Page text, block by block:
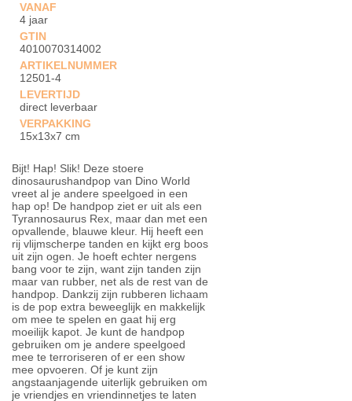
VANAF
4 jaar
GTIN
4010070314002
ARTIKELNUMMER
12501-4
LEVERTIJD
direct leverbaar
VERPAKKING
15x13x7 cm
Bijt! Hap! Slik! Deze stoere
dinosaurushandpop van Dino World
vreet al je andere speelgoed in een
hap op! De handpop ziet er uit als een
Tyrannosaurus Rex, maar dan met een
opvallende, blauwe kleur. Hij heeft een
rij vlijmscherpe tanden en kijkt erg boos
uit zijn ogen. Je hoeft echter nergens
bang voor te zijn, want zijn tanden zijn
maar van rubber, net als de rest van de
handpop. Dankzij zijn rubberen lichaam
is de pop extra beweeglijk en makkelijk
om mee te spelen en gaat hij erg
moeilijk kapot. Je kunt de handpop
gebruiken om je andere speelgoed
mee te terroriseren of er een show
mee opvoeren. Of je kunt zijn
angstaanjagende uiterlijk gebruiken om
je vriendjes en vriendinnetjes te laten